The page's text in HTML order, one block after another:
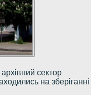
сектор
на зберіганні